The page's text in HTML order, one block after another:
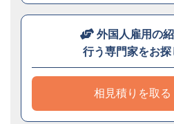
外国人雇用の
行う専門家をお探
相見積りを取る